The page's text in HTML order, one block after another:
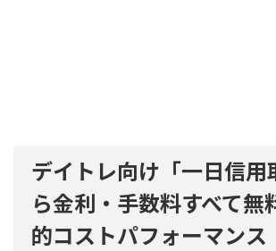
デイトレ向け「一日信用
ら金利・手数料すべて無
的コストパフォーマンス